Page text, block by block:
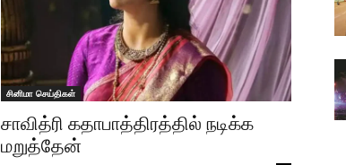
சினிமா செய்திகள்
சாவித்ரி கதாபாத்திரத்தில் நடிக்க
மறுத்தேன்